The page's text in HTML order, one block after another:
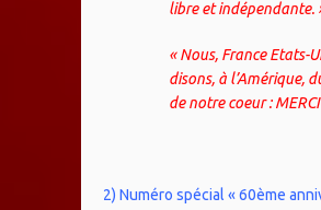
libre et indépendante.
« Nous, France Etats-
disons, à l’Amérique,
de notre coeur :
2) Numéro spécial « 60ème